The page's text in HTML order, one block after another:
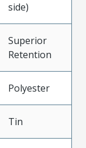
side)
Superior
Retention
Polyester
Tin